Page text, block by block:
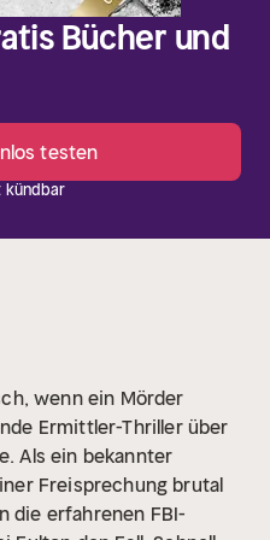
Bücher und
testen
kündbar
wenn ein Mörder
Ermittler-Thriller über
Als ein bekannter
Freisprechung brutal
die erfahrenen FBI-